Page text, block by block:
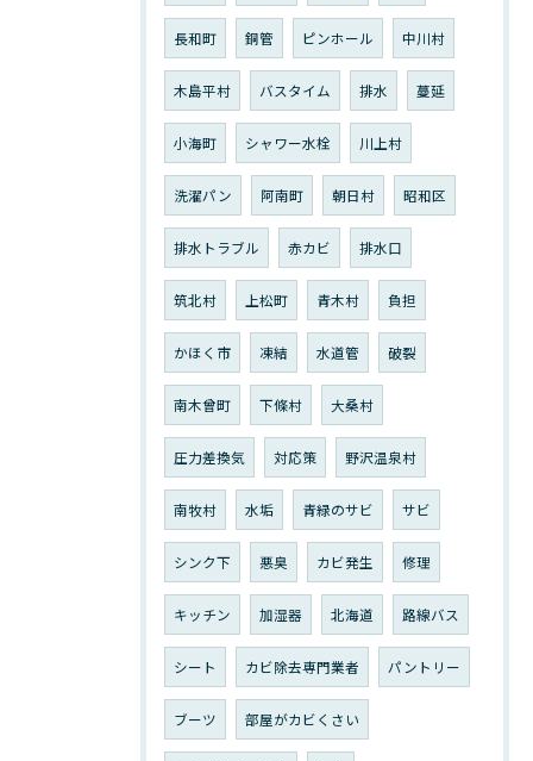
長和町 銅管 ピンホール 中川村
木島平村 バスタイム 排水 蔓延
小海町 シャワー水栓 川上村
洗濯パン 阿南町 朝日村 昭和区
排水トラブル 赤カビ 排水口
筑北村 上松町 青木村 負担
かほく市 凍結 水道管 破裂
南木曾町 下條村 大桑村
圧力差換気 対応策 野沢温泉村
南牧村 水垢 青緑のサビ サビ
シンク下 悪臭 カビ発生 修理
キッチン 加湿器 北海道 路線バス
シート カビ除去専門業者 パントリー
ブーツ 部屋がカビくさい